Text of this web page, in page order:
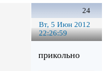
24
Вт, 5 Июн 2012
22:26:59
прикольно